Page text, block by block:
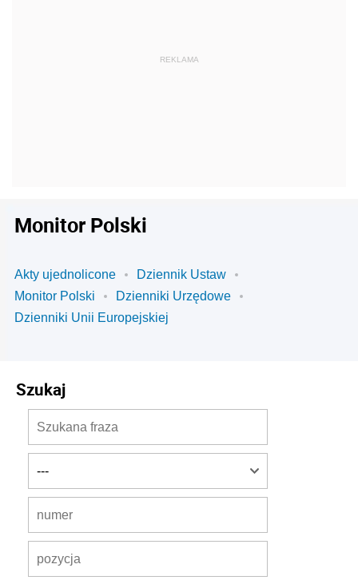
Monitor Polski
Akty ujednolicone
Dziennik Ustaw
Monitor Polski
Dzienniki Urzędowe
Dzienniki Unii Europejskiej
Szukaj